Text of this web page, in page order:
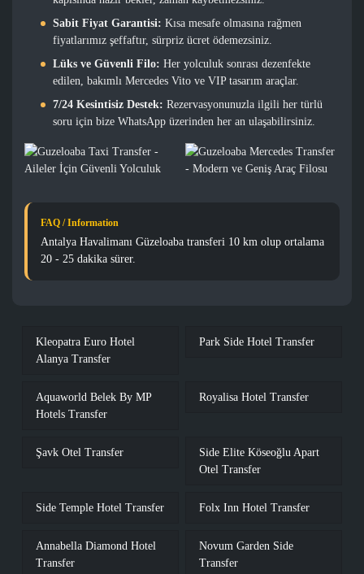
Sabit Fiyat Garantisi: Kısa mesafe olmasına rağmen
fiyatlarımız şeffaftır, sürpriz ücret ödemezsiniz.
Lüks ve Güvenli Filo: Her yolculuk sonrası dezenfekte
edilen, bakımlı Mercedes Vito ve VIP tasarım araçlar.
7/24 Kesintisiz Destek: Rezervasyonunuzla ilgili her türlü
soru için bize WhatsApp üzerinden her an ulaşabilirsiniz.
FAQ / Information
Antalya Havalimanı Güzeloaba transferi 10 km olup ortalama
20 - 25 dakika sürer.
Kleopatra Euro Hotel
Alanya Transfer
Park Side Hotel Transfer
Aquaworld Belek By MP
Hotels Transfer
Royalisa Hotel Transfer
Şavk Otel Transfer
Side Elite Köseoğlu Apart
Otel Transfer
Side Temple Hotel Transfer Folx Inn Hotel Transfer
Annabella Diamond Hotel
Transfer
Novum Garden Side
Transfer